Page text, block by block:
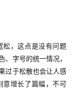
松，这点是没有问题
、字号的统一情况，
过于松散也会让人感
意增长了篇幅，不可